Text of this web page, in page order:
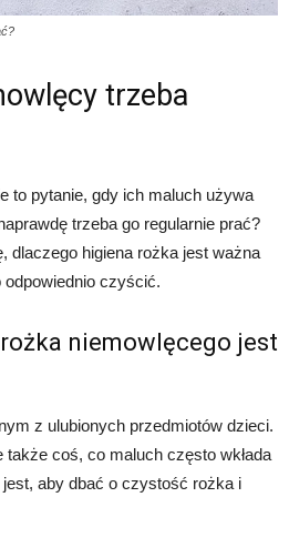
trzeba
to pytanie, gdy ich maluch używa
trzeba go regularnie prać?
dlaczego higiena rożka jest ważna
odpowiednio czyścić.
niemowlęcego jest
z ulubionych przedmiotów dzieci.
także coś, co maluch często wkłada
aby dbać o czystość rożka i